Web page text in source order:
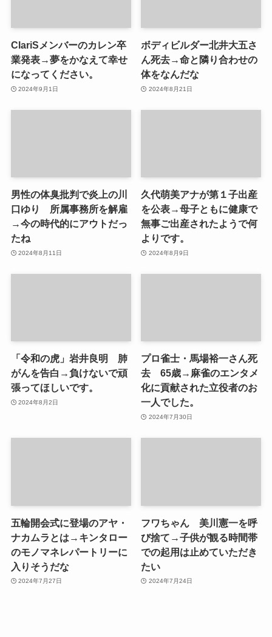
ClariSメンバーのカレン卒
業発表→夢をかなえて幸せ
になってください。
2024年9月1日
ボディビルダー北井大五さ
ん死去→命と隣り合わせの
体をなんだな
2024年8月21日
男性の体臭批判で炎上の川
口ゆり 所属事務所を解雇
→今の時代的にアウトだっ
たね
2024年8月11日
久代萌美アナが第１子出産
を公表→母子ともに健康で
無事ご出産されたようで何
よりです。
2024年8月9日
「令和の虎」岩井良明 肺
がんを告白→負けないで頑
張ってほしいです。
2024年8月2日
プロ雀士・馬場裕一さん死
去 65歳→麻雀のエンタメ
化に貢献された立役者のお
一人でした。
2024年7月30日
五輪開会式に登場のアヤ・
ナカムラとは→キンタロー
のモノマネレパートリーに
入りそうだな
2024年7月27日
フワちゃん 美川憲一を呼
び捨て→子供が観る時間帯
での起用は止めていただき
たい
2024年7月24日